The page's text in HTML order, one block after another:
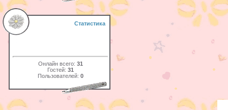
Статистика
Онлайн всего: 31
Гостей: 31
Пользователей: 0